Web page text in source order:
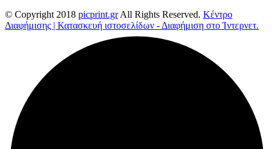
© Copyright 2018 picprint.grAll Rights Reserved. Κέντρο
Διαφήμισης | Κατασκευή ιστοσελίδων - Διαφήμιση στο Ίντερνετ.